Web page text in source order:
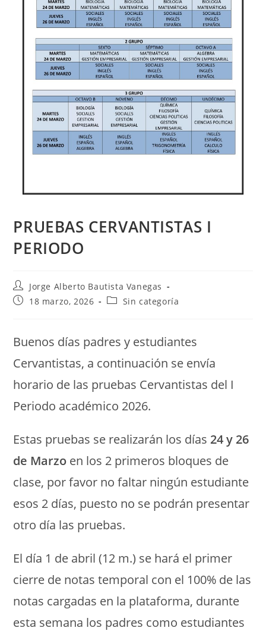
PRUEBAS CERVANTISTAS I
PERIODO
Jorge Alberto Bautista Vanegas
18 marzo, 2026
Sin categoría
Buenos días padres y estudiantes
Cervantistas, a continuación se envía
horario de las pruebas Cervantistas del I
Periodo académico 2026.
Estas pruebas se realizarán los días 24 y 26
de Marzo en los 2 primeros bloques de
clase, por favor no faltar ningún estudiante
esos 2 días, puesto no se podrán presentar
otro día las pruebas.
El día 1 de abril (12 m.) se hará el primer
cierre de notas temporal con el 100% de las
notas cargadas en la plataforma, durante
esta semana los padres como estudiantes